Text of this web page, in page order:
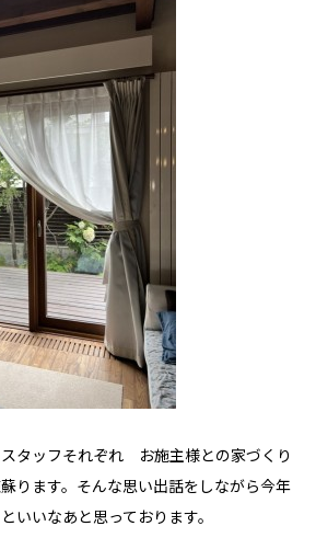
リ
タッフそれぞれ お施主様との家づくり
ります。そんな思い出話をしながら今年
いいなあと思っております。